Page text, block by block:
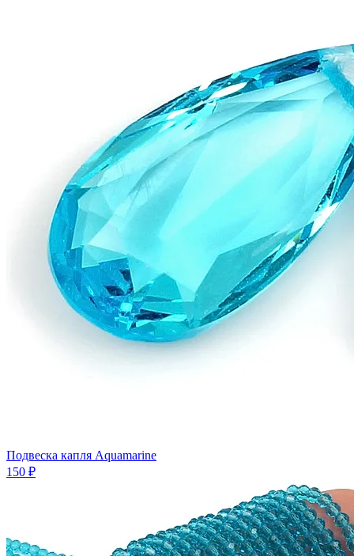
Подвеска капля Aquamarine
150 ₽